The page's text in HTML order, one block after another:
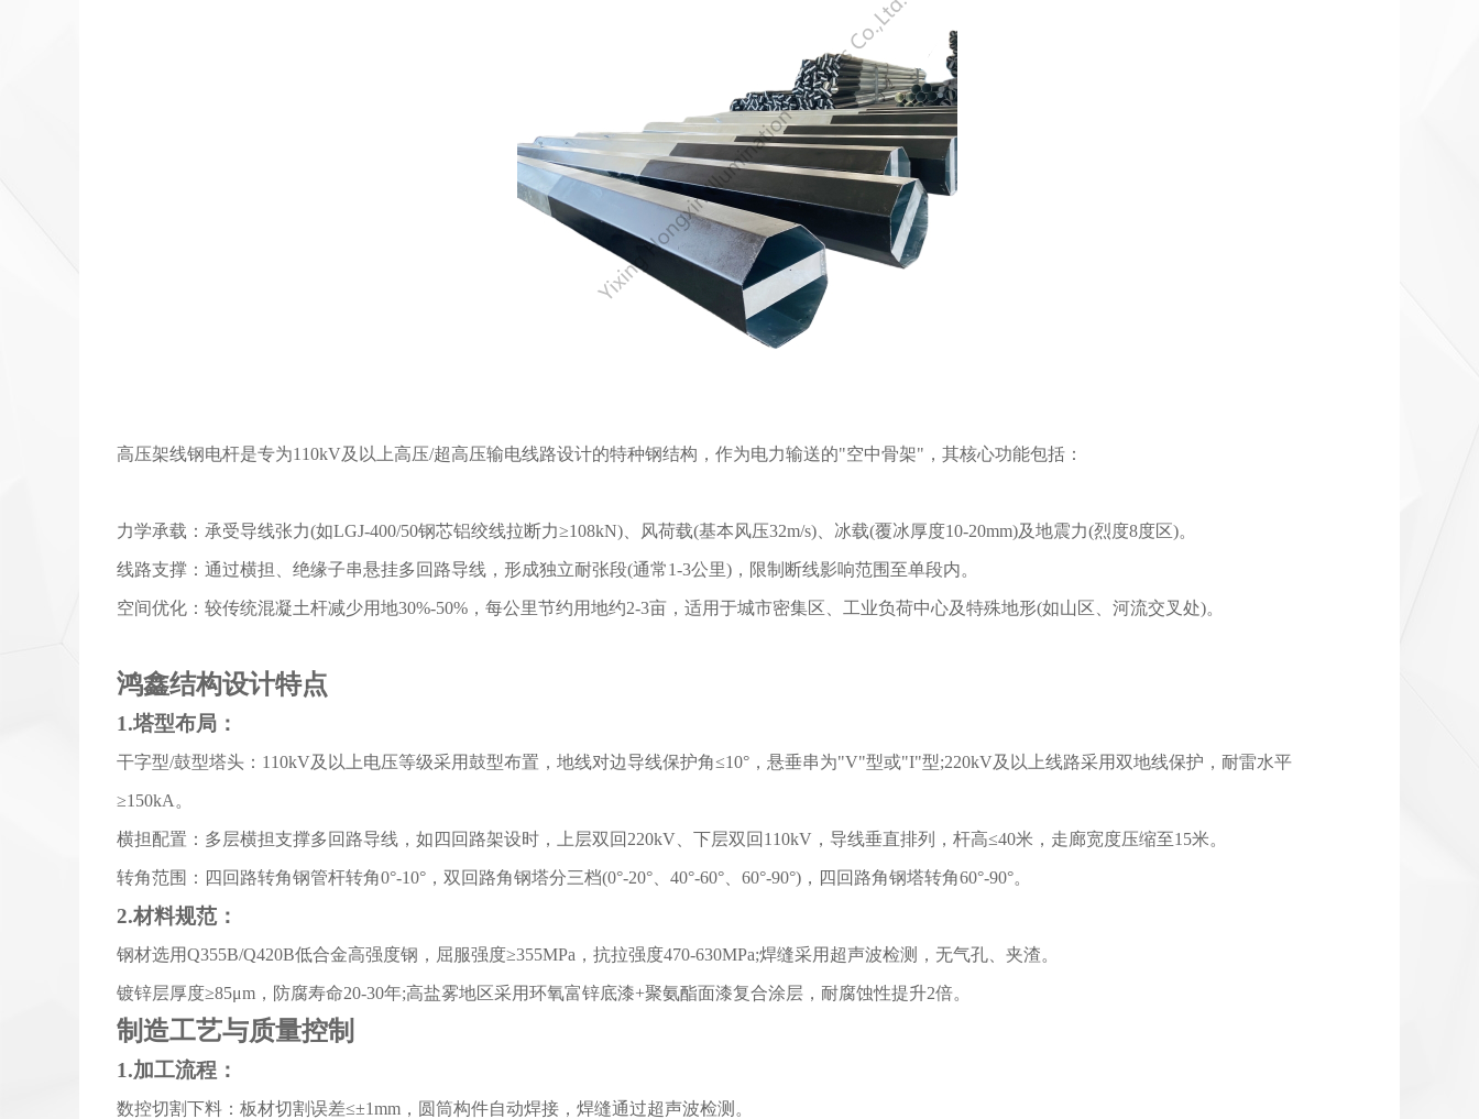
高压架线钢电杆是专为110kV及以上高压/超高压输电线路设计的特种钢结构，作为电力输送的"空中骨架"，其核心功能包括：
力学承载：承受导线张力(如LGJ-400/50钢芯铝绞线拉断力≥108kN)、风荷载(基本风压32m/s)、冰载(覆冰厚度10-20mm)及地震力(烈度8度区)。
线路支撑：通过横担、绝缘子串悬挂多回路导线，形成独立耐张段(通常1-3公里)，限制断线影响范围至单段内。
空间优化：较传统混凝土杆减少用地30%-50%，每公里节约用地约2-3亩，适用于城市密集区、工业负荷中心及特殊地形(如山区、河流交叉处)。
鸿鑫结构设计特点
1.塔型布局：
干字型/鼓型塔头：110kV及以上电压等级采用鼓型布置，地线对边导线保护角≤10°，悬垂串为"V"型或"I"型;220kV及以上线路采用双地线保护，耐雷水平
≥150kA。
横担配置：多层横担支撑多回路导线，如四回路架设时，上层双回220kV、下层双回110kV，导线垂直排列，杆高≤40米，走廊宽度压缩至15米。
转角范围：四回路转角钢管杆转角0°-10°，双回路角钢塔分三档(0°-20°、40°-60°、60°-90°)，四回路角钢塔转角60°-90°。
2.材料规范：
钢材选用Q355B/Q420B低合金高强度钢，屈服强度≥355MPa，抗拉强度470-630MPa;焊缝采用超声波检测，无气孔、夹渣。
镀锌层厚度≥85μm，防腐寿命20-30年;高盐雾地区采用环氧富锌底漆+聚氨酯面漆复合涂层，耐腐蚀性提升2倍。
制造工艺与质量控制
1.加工流程：
数控切割下料：板材切割误差≤±1mm，圆筒构件自动焊接，焊缝通过超声波检测。